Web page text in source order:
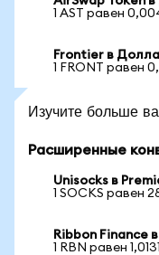
1 AST равен
Frontier в
1 FRONT равен
Изучите больше
Расширенные
Unisocks в
1 SOCKS равен
Ribbon Finance
1 RBN равен